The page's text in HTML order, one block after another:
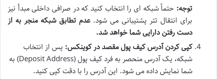
توجه: حتماً شبکه ای را انتخاب کنید که در صرافی داخلی مبدأ نیز
برای انتقال تتر پشتیبانی می شود.عدم تطابق شبکه منجر به از
دست رفتن دارایی شما خواهد شد.
کپی کردن آدرس کیف پول مقصد در کوینکس: پس از انتخاب
شبکه، یک آدرس منحصر به فرد کیف پول (Deposit Address) به
شما نمایش داده می شود. این آدرس را با دقت کپی کنید.